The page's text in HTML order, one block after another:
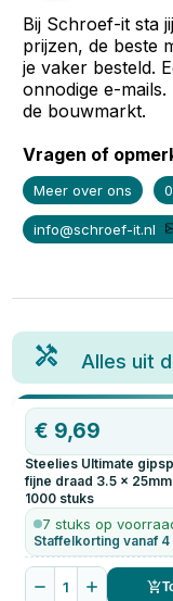
Bij Schroef-it sta
prijzen, de beste
je vaker besteld.
onnodige e-
de bouwmarkt.
Vragen of
Meer over ons
info@schroef-it.nl
Alles uit
€ 9,69
Steelies Ultimate
fijne draad 3.5 x
1000 stuks
7 stuks op
Staffelkorting vanaf 4
1